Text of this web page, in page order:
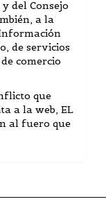
del Consejo
a la
de servicios
comercio
que
a la web, EL
al fuero que